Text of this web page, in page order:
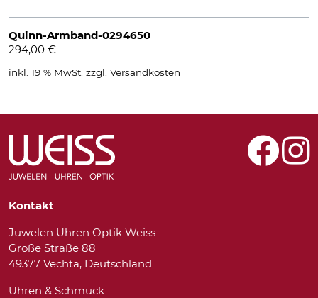
Quinn-Armband-0294650
294,00 €
inkl. 19 % MwSt. zzgl. Versandkosten
Kontakt
Juwelen Uhren Optik Weiss
Große Straße 88
49377 Vechta, Deutschland
Uhren & Schmuck